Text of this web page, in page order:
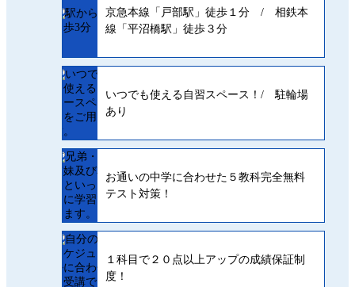
京急本線「戸部駅」徒歩１分 / 相鉄本
線「平沼橋駅」徒歩３分
いつでも使える自習スペース！/ 駐輪場
あり
お通いの中学に合わせた５教科完全無料
テスト対策！
１科目で２０点以上アップの成績保証制
度！